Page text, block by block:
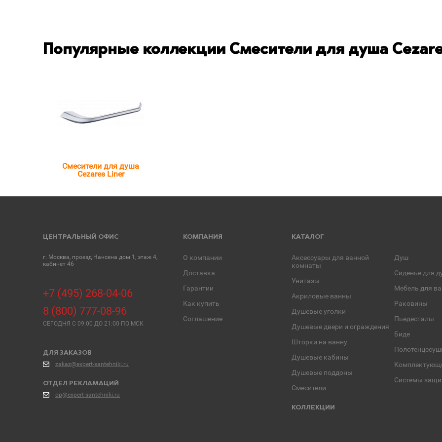
Популярные коллекции Смесители для душа
Смесители для душа
Cezares Liner
ЦЕНТРАЛЬНЫЙ ОФИС
г. Москва, проезд Нансена дом 1, этаж 4,
кабинет 46
+7 (495) 268-04-06
8 (800) 777-08-96
СЕГОДНЯ C 09:00 ДО 21:00 ПО МСК
ДЛЯ ЗАКАЗОВ
zakaz@expert-santehniki.ru
ОТДЕЛ РЕКЛАМАЦИЙ
op@expert-santehniki.ru
КОМПАНИЯ
О компании
Доставка
Гарантии
Как купить
Соглашение
КАТАЛОГ
Аксессуары для ванной
комнаты
Унитазы
Акриловые ванны
Душевые уголки
Душевые двери и ограждения
Шторки на ванну
Душевые кабины
Душевые поддоны
Смесители
Душ
Сиденье для
Мебель для
Раковины
Пьедесталы
Биде
Системы
КОЛЛЕКЦИИ